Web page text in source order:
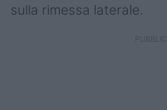
Serie A
sulla rimessa laterale.